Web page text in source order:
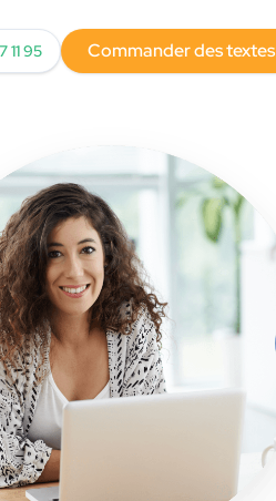
11 95 Commander des textes